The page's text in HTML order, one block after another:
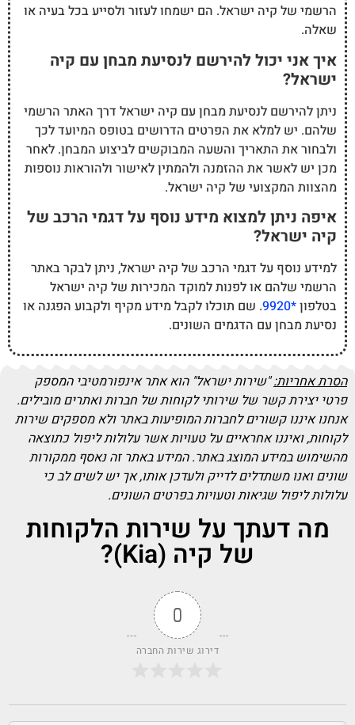
הרשמי של קיה ישראל. הם ישמחו לעזור ולסייע בכל בעיה או
שאלה.
איך אני יכול להירשם לנסיעת מבחן עם קיה
ישראל?
ניתן להירשם לנסיעת מבחן עם קיה ישראל דרך האתר הרשמי
שלהם. יש למלא את הפרטים הדרושים בטופס המיועד לכך
ולבחור את התאריך והשעה המבוקשים לביצוע המבחן. לאחר
מכן יש לאשר את ההזמנה ולהמתין לאישור ולהוראות נוספות
מהצוות המקצועי של קיה ישראל.
איפה ניתן למצוא מידע נוסף על דגמי הרכב של
קיה ישראל?
למידע נוסף על דגמי הרכב של קיה ישראל, ניתן לבקר באתר
הרשמי שלהם או לפנות למוקד המכירות של קיה ישראל
בטלפון*9920
. שם תוכלו לקבל מידע מקיף ולקבוע הפגנה או
נסיעת מבחן עם הדגמים השונים.
הסרת אחריות:"שירות ישראל" הוא אתר אינפורמטיבי המספק
פרטי יצירת קשר של שירותי לקוחות של חברות ואתרים מובילים.
אנחנו איננו קשורים לחברות המופיעות באתר ולא מספקים שירות
לקוחות, ואיננו אחראיים על טעויות אשר עלולות ליפול כתוצאה
מהשימוש במידע המוצג באתר. המידע באתר זה נאסף ממקורות
שונים ואנו משתדלים לדייק ולעדכן אותו, אך יש לשים לב כי
עלולות ליפול שגיאות וטעויות בפרטים השונים.
מה דעתך על שירות הלקוחות
של קיה (Kia)?
0
דירוג שירות החברה